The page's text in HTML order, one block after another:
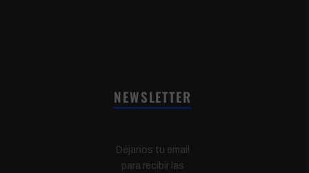
NEWSLETTER
Déjanos tu email
para recibir las